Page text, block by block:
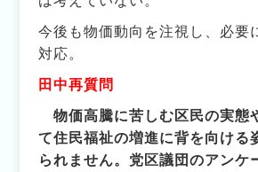
今後も物価動向を注視し、必要
対応。
田中再質問
物価高騰に苦しむ区民の実態
て住民福祉の増進に背を向ける
られません。党区議団のアンケ